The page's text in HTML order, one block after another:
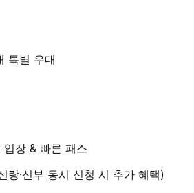
특별 우대
장 & 빠른 패스
랑·신부 동시 신청 시 추가 혜택)